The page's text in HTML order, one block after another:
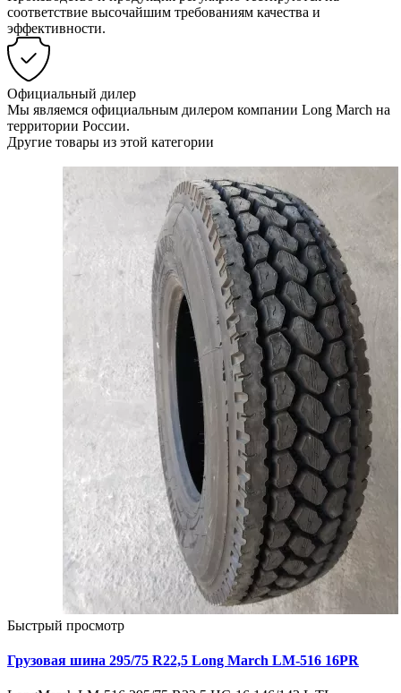
соответствие высочайшим требованиям качества и
эффективности.
Официальный дилер
Мы являемся официальным дилером компании Long March на
территории России.
Другие товары из этой категории
Быстрый просмотр
Грузовая шина 295/75 R22,5 Long March LM-516 16PR